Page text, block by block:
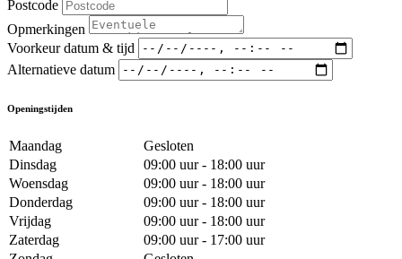
Postcode
Opmerkingen
Voorkeur datum & tijd
Alternatieve datum
Openingstijden
Maandag
Gesloten
Dinsdag
09:00 uur - 18:00 uur
Woensdag
09:00 uur - 18:00 uur
Donderdag
09:00 uur - 18:00 uur
Vrijdag
09:00 uur - 18:00 uur
Zaterdag
09:00 uur - 17:00 uur